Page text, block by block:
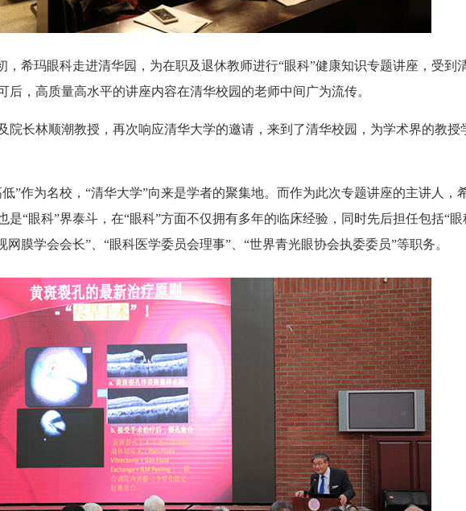
希玛眼科走进清华园，为在职及退休教师进行“眼科”健康知识专题讲座，受到
后，高质量高水平的讲座内容在清华校园的老师中间广为流传。
长林顺潮教授，再次响应清华大学的邀请，来到了清华校园，为学术界的教授
作为名校，“清华大学”向来是学者的聚集地。而作为此次专题讲座的主讲人，
是“眼科”界泰斗，在“眼科”方面不仅拥有多年的临床经验，同时先后担任包括“眼
网膜学会会长”、“眼科医学委员会理事”、“世界青光眼协会执委委员”等职务。